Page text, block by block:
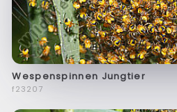
Wespenspinnen Jungtier
f23207